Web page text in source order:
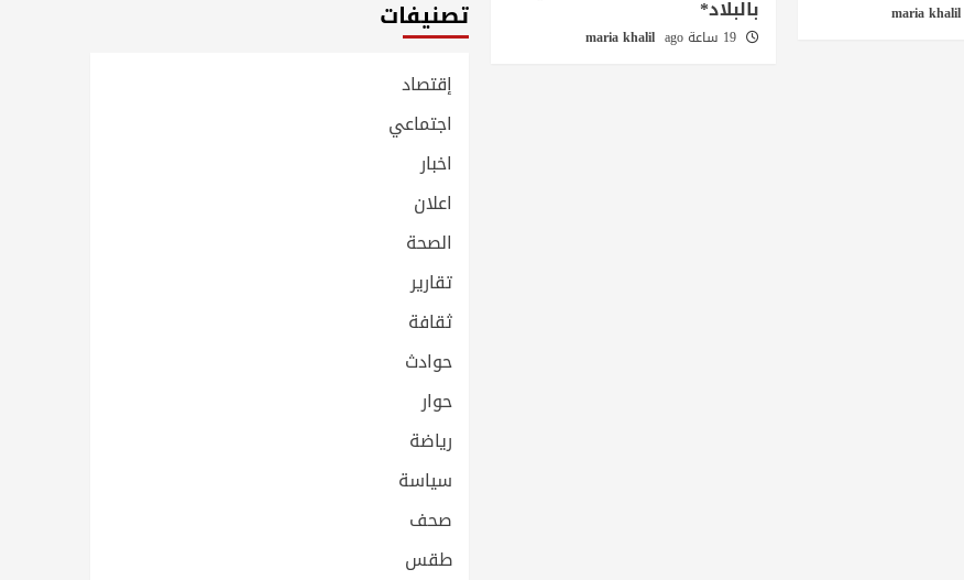
maria khalil بالبلاد*
19 ساعة ago maria khalil
تصنيفات
إقتصاد
اجتماعي
اخبار
اعلان
الصحة
تقارير
ثقافة
حوادث
حوار
رياضة
سياسة
صحف
طقس